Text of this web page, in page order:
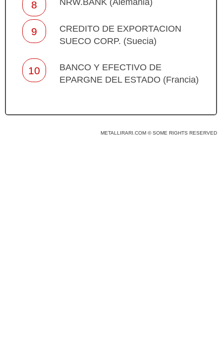
CREDITO DE EXPORTACION
SUECO CORP. (Suecia)
BANCO Y EFECTIVO DE
EPARGNE DEL ESTADO (Francia)
METALLIRARI.COM © SOME RIGHTS RESERVED